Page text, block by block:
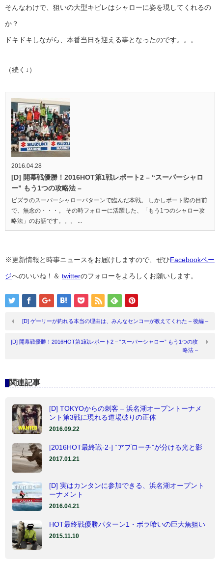
そんなわけで、狙いの大型キビレはシャローに姿を現してくれるの
か？
ドキドキしながら、本番当日を迎える事となったのです。。。
（続く↓）
2016.04.28
[D] 開幕戦優勝！2016HOT第1戦レポート2 – “スーパーシャロ
ー” もう1つの攻略法 –
ビズラのスーパーシャローパターンで臨んだ本戦。 しかしボート際の目前
で、無念の・・・。 その時フォローに活躍した、「もう1つのシャロー攻
略法」のお話です。。。 ...
※更新情報と時事ニュースをお届けしますので、ぜひFacebookペー
ジへのいいね！＆ twitterのフォローをよろしくお願いします。
[D] ゲーリーが釣れる本当の理由は、みんなセンコーが教えてくれた – 後編 –
[D] 開幕戦優勝！2016HOT第1戦レポート2 – “スーパーシャロー” もう1つの攻
略法 –
関連記事
[D] TOKYOからの刺客 – 浜名湖オープントーナメ
ント第3戦に現れる道場破りの正体
2016.09.22
[2016HOT最終戦-2-] “アプローチ”が分ける光と影
2017.01.21
[D] 実はカンタンに参加できる、浜名湖オープント
ーナメント
2016.04.21
HOT最終戦優勝パターン1・ボラ喰いの巨大魚狙い
2015.11.10